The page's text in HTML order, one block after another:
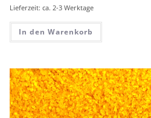
Lieferzeit: ca. 2-3 Werktage
In den Warenkorb